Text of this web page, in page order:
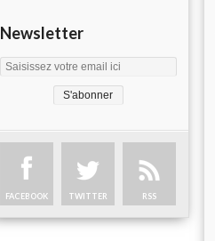
Newsletter
FACEBOOK TWITTER RSS